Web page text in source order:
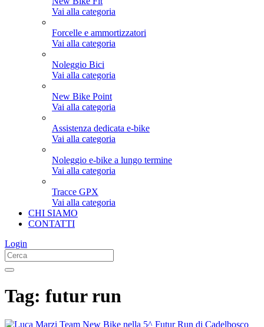
Vai alla categoria
Forcelle e ammortizzatori
Vai alla categoria
Noleggio Bici
Vai alla categoria
New Bike Point
Vai alla categoria
Assistenza dedicata e-bike
Vai alla categoria
Noleggio e-bike a lungo termine
Vai alla categoria
Tracce GPX
Vai alla categoria
CHI SIAMO
CONTATTI
Login
Tag: futur run